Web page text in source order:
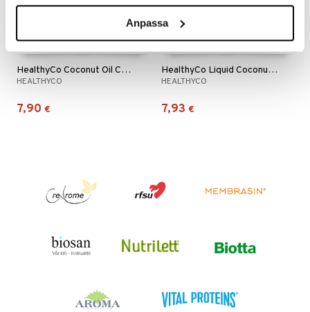
Anpassa
HealthyCo Coconut Oil Cold Pressed
HEALTHYCO
7,90 €
HealthyCo Liquid Coconut Oil Neutral
HEALTHYCO
7,93 €